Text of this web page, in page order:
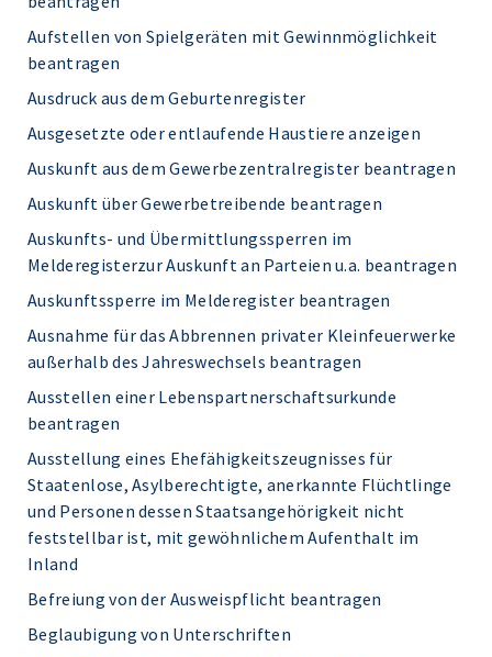
Aufstellen von Spielgeräten mit Gewinnmöglichkeit
beantragen
Ausdruck aus dem Geburtenregister
Ausgesetzte oder entlaufende Haustiere anzeigen
Auskunft aus dem Gewerbezentralregister beantragen
Auskunft über Gewerbetreibende beantragen
Auskunfts- und Übermittlungssperren im
Melderegisterzur Auskunft an Parteien u.a. beantragen
Auskunftssperre im Melderegister beantragen
Ausnahme für das Abbrennen privater Kleinfeuerwerke
außerhalb des Jahreswechsels beantragen
Ausstellen einer Lebenspartnerschaftsurkunde
beantragen
Ausstellung eines Ehefähigkeitszeugnisses für
Staatenlose, Asylberechtigte, anerkannte Flüchtlinge
und Personen dessen Staatsangehörigkeit nicht
feststellbar ist, mit gewöhnlichem Aufenthalt im
Inland
Befreiung von der Ausweispflicht beantragen
Beglaubigung von Unterschriften